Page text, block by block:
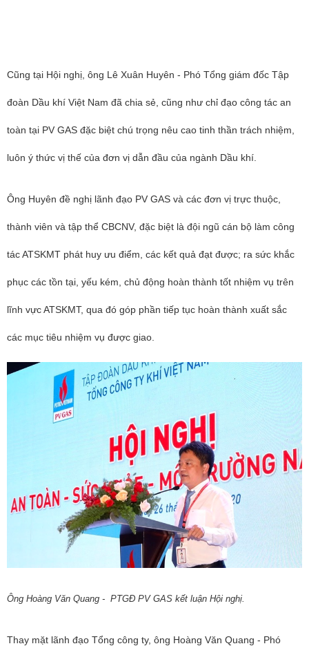
Cũng tại Hội nghị, ông Lê Xuân Huyên - Phó Tổng giám đốc Tập
đoàn Dầu khí Việt Nam đã chia sẻ, cũng như chỉ đạo công tác an
toàn tại PV GAS đặc biệt chú trọng nêu cao tinh thần trách nhiệm,
luôn ý thức vị thế của đơn vị dẫn đầu của ngành Dầu khí.
Ông Huyên đề nghị lãnh đạo PV GAS và các đơn vị trực thuộc,
thành viên và tập thể CBCNV, đặc biệt là đội ngũ cán bộ làm công
tác ATSKMT phát huy ưu điểm, các kết quả đạt được; ra sức khắc
phục các tồn tại, yếu kém, chủ động hoàn thành tốt nhiệm vụ trên
lĩnh vực ATSKMT, qua đó góp phần tiếp tục hoàn thành xuất sắc
các mục tiêu nhiệm vụ được giao.
Ông Hoàng Văn Quang - PTGĐ PV GAS kết luận Hội nghị.
Thay mặt lãnh đạo Tổng công ty, ông Hoàng Văn Quang - Phó